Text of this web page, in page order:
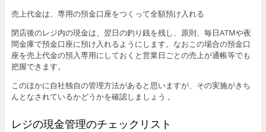
売上代金は、専用の預金口座をつくって全額預け入れる
閉店後のレジ内の現金は、翌日の釣り銭を残し、原則、毎日ATMや夜
間金庫で預金口座に預け入れるようにします。なおこの場合の預金口
座を売上代金の預入専用にしておくと営業日ごとの売上が通帳等でも
把握できます。
このほかに自社独自の管理方法があると思いますが、その実施がきち
んとなされているかどうかを確認しましょう 。
レジの現金管理のチェックリスト